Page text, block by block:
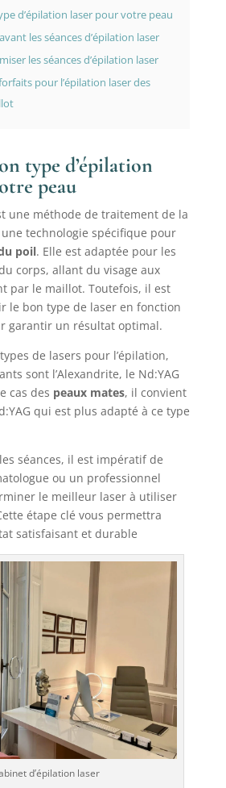
d’épilation laser pour votre peau
les séances d’épilation laser
les séances d’épilation laser
pour l’épilation laser des
type d’épilation
peau
une méthode de traitement de la
technologie spécifique pour
poil. Elle est adaptée pour les
corps, allant du visage aux
par le maillot. Toutefois, il est
le bon type de laser en fonction
garantir un résultat optimal.
de lasers pour l’épilation,
sont l’Alexandrite, le Nd:YAG
cas des peaux mates, il convient
qui est plus adapté à ce type
séances, il est impératif de
ou un professionnel
le meilleur laser à utiliser
étape clé vous permettra
satisfaisant et durable
d’épilation laser